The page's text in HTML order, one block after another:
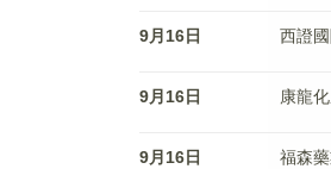
9月16日 西證
9月16日 康龍
9月16日 福森